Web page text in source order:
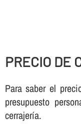
PRECIO DE
Para saber el
presupuesto
cerrajerí­a.